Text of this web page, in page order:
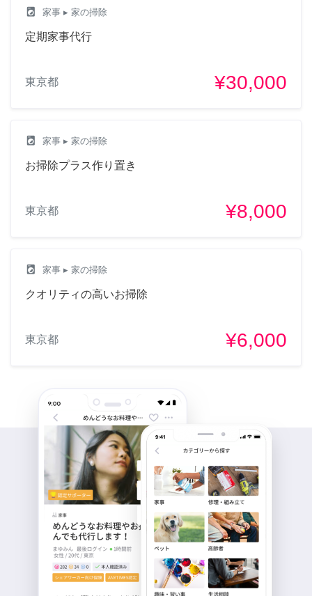
local_laundry_service 家事 ▸ 家の掃除
定期家事代行
東京都 ¥30,000
local_laundry_service 家事 ▸ 家の掃除
お掃除プラス作り置き
東京都 ¥8,000
local_laundry_service 家事 ▸ 家の掃除
クオリティの高いお掃除
東京都 ¥6,000